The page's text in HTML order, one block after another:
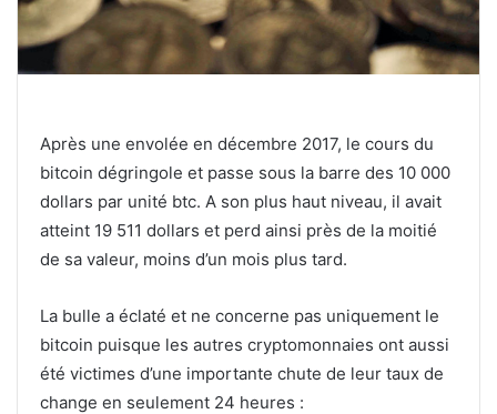
Après une envolée en décembre 2017, le cours du
bitcoin dégringole et passe sous la barre des 10 000
dollars par unité btc. A son plus haut niveau, il avait
atteint 19 511 dollars et perd ainsi près de la moitié
de sa valeur, moins d’un mois plus tard.
La bulle a éclaté et ne concerne pas uniquement le
bitcoin puisque les autres cryptomonnaies ont aussi
été victimes d’une importante chute de leur taux de
change en seulement 24 heures :